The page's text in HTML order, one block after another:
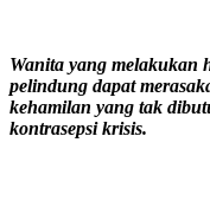
Wanita yang melakukan
pelindung dapat
kehamilan yang tak
kontrasepsi krisis.